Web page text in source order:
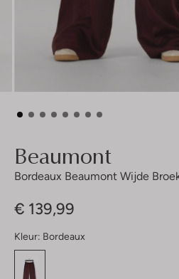
Beaumont
Bordeaux Beaumont Wijde
€ 139,99
Kleur: Bordeaux